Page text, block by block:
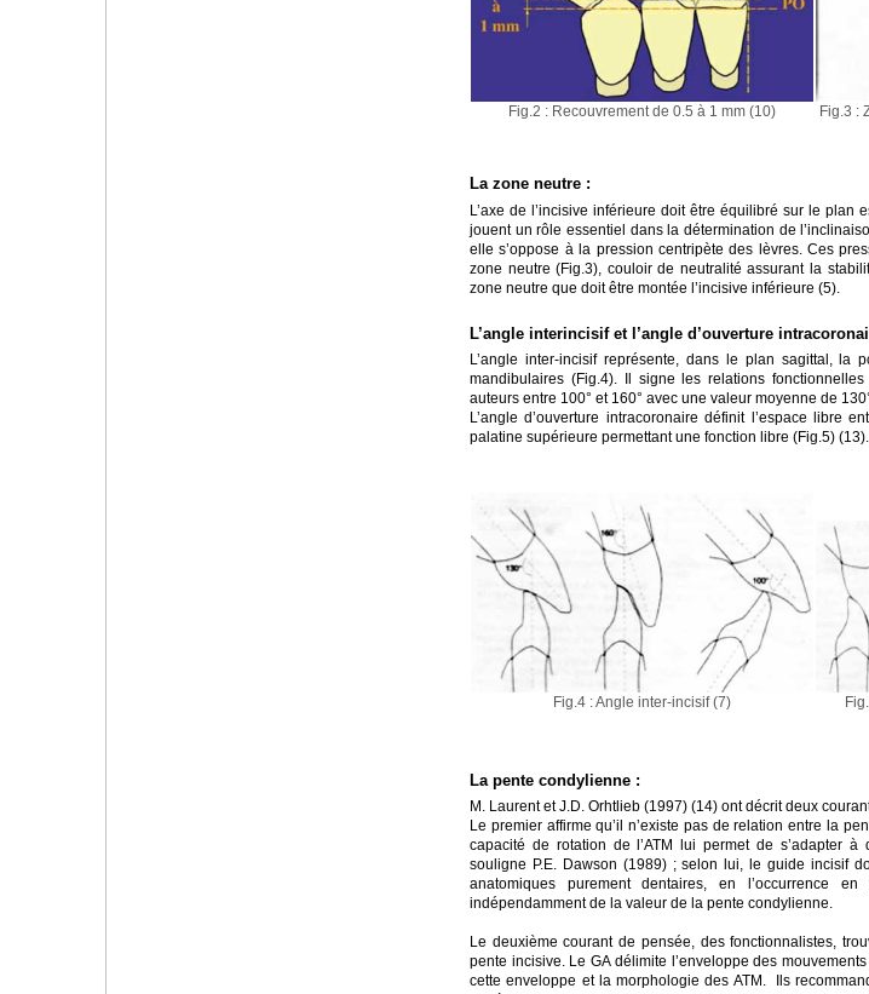
Fig.2 : Recouvrement de 0.5 à 1 mm (10) Fig.3 :
La zone neutre :
L’axe de l’incisive inférieure doit être équilibré sur le
jouent un rôle essentiel dans la détermination de
elle s’oppose à la pression centripète des lèvres. Ces
zone neutre (Fig.3), couloir de neutralité assurant la
zone neutre que doit être montée l’incisive inférieure (5).
L’angle interincisif et l’angle d’ouverture
L’angle inter-incisif représente, dans le plan sagittal, la
mandibulaires (Fig.4). Il signe les relations
auteurs entre 100° et 160° avec une valeur moyenne de
L’angle d’ouverture intracoronaire définit l’espace libre
palatine supérieure permettant une fonction libre (Fig.5) (13).
Fig.4 : Angle inter-incisif (7)
La pente condylienne :
M. Laurent et J.D. Orhtlieb (1997) (14) ont décrit deux
Le premier affirme qu’il n’existe pas de relation entre la
capacité de rotation de l’ATM lui permet de s’adapter
souligne P.E. Dawson (1989) ; selon lui, le guide incisif
anatomiques purement dentaires, en l’occurrence
indépendamment de la valeur de la pente condylienne.
Le deuxième courant de pensée, des fonctionnalistes,
pente incisive. Le GA délimite l’enveloppe des
cette enveloppe et la morphologie des ATM. Ils